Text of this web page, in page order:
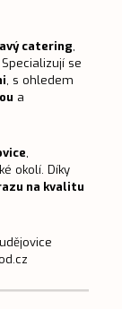
catering,
se
, s ohledem
a
,
okolí. Díky
na kvalitu